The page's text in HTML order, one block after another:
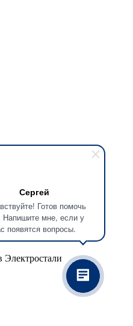
Сергей
Готов помочь
Напишите мне, если у
появятся вопросы.
Электростали